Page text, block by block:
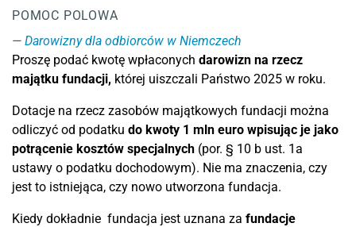
POMOC POLOWA
Darowizny dla odbiorców w Niemczech
Proszę podać kwotę wpłaconych darowizn na rzecz
majątku fundacji, której uiszczali Państwo 2025 w roku.
Dotacje na rzecz zasobów majątkowych fundacji można
odliczyć od podatku do kwoty 1 mln euro wpisując je jako
potrącenie kosztów specjalnych (por. § 10 b ust. 1a
ustawy o podatku dochodowym). Nie ma znaczenia, czy
jest to istniejąca, czy nowo utworzona fundacja.
Kiedy dokładnie fundacja jest uznana za fundacje